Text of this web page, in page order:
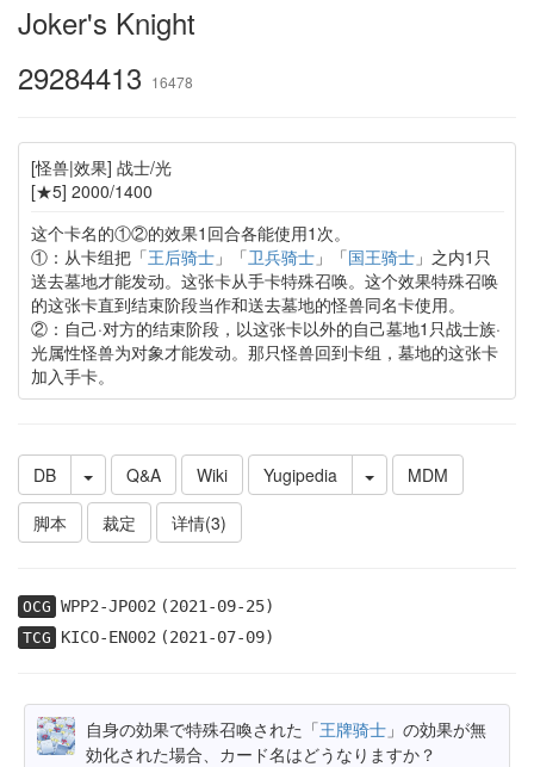
Joker's Knight
29284413 16478
[怪兽|效果] 战士/光
[★5] 2000/1400
这个卡名的①②的效果1回合各能使用1次。
①：从卡组把「王后骑士」「卫兵骑士」「国王骑士」之内1只
送去墓地才能发动。这张卡从手卡特殊召唤。这个效果特殊召唤
的这张卡直到结束阶段当作和送去墓地的怪兽同名卡使用。
②：自己·对方的结束阶段，以这张卡以外的自己墓地1只战士族·
光属性怪兽为对象才能发动。那只怪兽回到卡组，墓地的这张卡
加入手卡。
DB Q&A Wiki Yugipedia
MDM
脚本
裁定 详情(3)
OCG WPP2-JP002(2021-09-25)
TCG KICO-EN002(2021-07-09)
自身の効果で特殊召喚された「王牌骑士 」の効果が無
効化された場合、カード名はどうなりますか？